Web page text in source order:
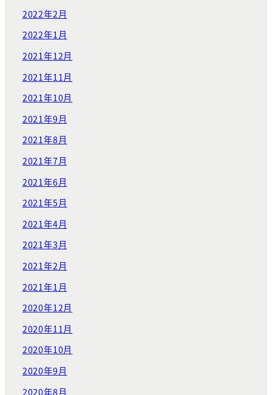
2022年2月
2022年1月
2021年12月
2021年11月
2021年10月
2021年9月
2021年8月
2021年7月
2021年6月
2021年5月
2021年4月
2021年3月
2021年2月
2021年1月
2020年12月
2020年11月
2020年10月
2020年9月
2020年8月